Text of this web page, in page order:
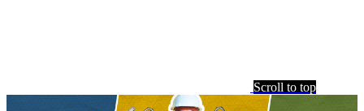
Scroll to top